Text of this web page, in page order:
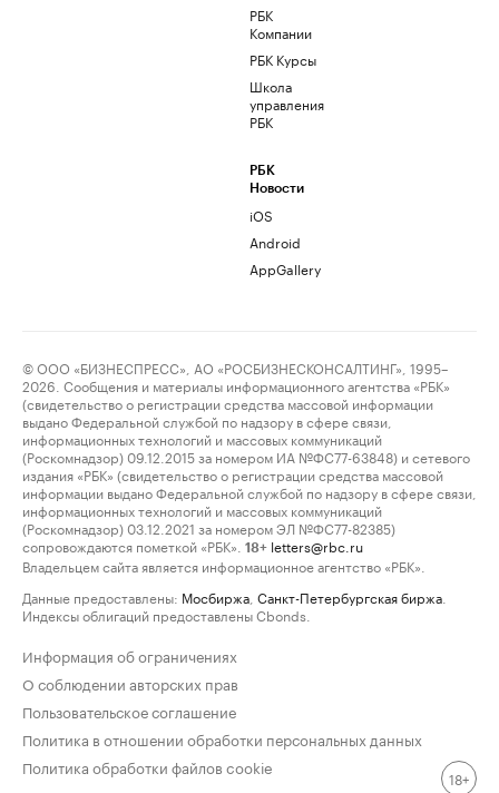
РБК
Компании
РБК Курсы
Школа
управления
РБК
РБК
Новости
iOS
Android
AppGallery
© ООО «БИЗНЕСПРЕСС», АО «РОСБИЗНЕСКОНСАЛТИНГ», 1995–
2026. Сообщения и материалы информационного агентства «РБК»
(свидетельство о регистрации средства массовой информации
выдано Федеральной службой по надзору в сфере связи,
информационных технологий и массовых коммуникаций
(Роскомнадзор) 09.12.2015 за номером ИА №ФС77-63848) и сетевого
издания «РБК» (свидетельство о регистрации средства массовой
информации выдано Федеральной службой по надзору в сфере связи,
информационных технологий и массовых коммуникаций
(Роскомнадзор) 03.12.2021 за номером ЭЛ №ФС77-82385)
сопровождаются пометкой «РБК».
18+ letters@rbc.ru
Владельцем сайта является информационное агентство «РБК».
Данные предоставлены: Мосбиржа Санкт-Петербургская биржа
Индексы облигаций предоставлены Cbonds.
Информация об ограничениях
О соблюдении авторских прав
Пользовательское соглашение
Политика в отношении обработки персональных данных
Политика обработки файлов cookie
18+